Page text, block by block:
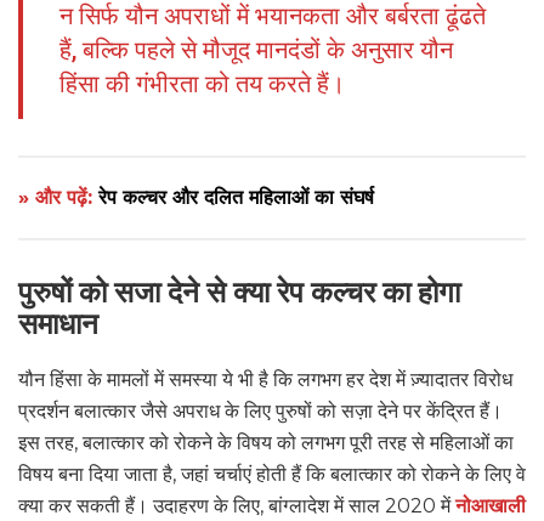
न सिर्फ यौन अपराधों में भयानकता और बर्बरता ढूंढते
हैं, बल्कि पहले से मौजूद मानदंडों के अनुसार यौन
हिंसा की गंभीरता को तय करते हैं।
» और पढ़ें:रेप कल्चर और दलित महिलाओं का संघर्ष
पुरुषों को सजा देने से क्या रेप कल्चर का होगा
समाधान
यौन हिंसा के मामलों में समस्या ये भी है कि लगभग हर देश में ज़्यादातर विरोध
प्रदर्शन बलात्कार जैसे अपराध के लिए पुरुषों को सज़ा देने पर केंद्रित हैं।
इस तरह, बलात्कार को रोकने के विषय को लगभग पूरी तरह से महिलाओं का
विषय बना दिया जाता है, जहां चर्चाएं होती हैं कि बलात्कार को रोकने के लिए वे
क्या कर सकती हैं। उदाहरण के लिए, बांग्लादेश में साल 2020 मेंनोआखाली